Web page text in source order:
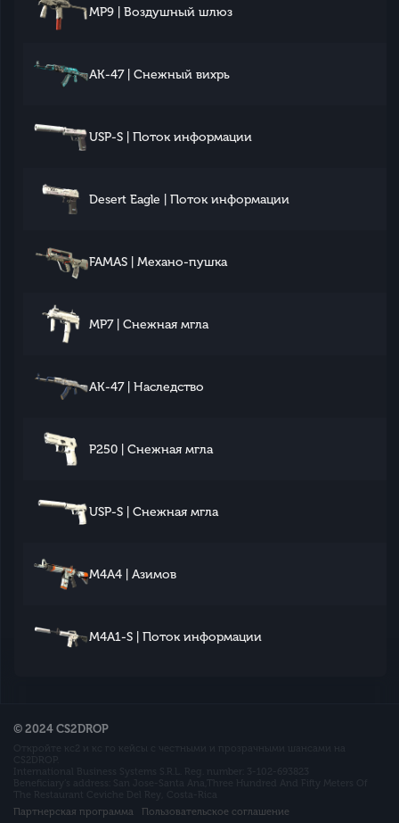
MP9 | Воздушный шлюз
AK-47 | Снежный вихрь
USP-S | Поток информации
Desert Eagle | Поток информации
FAMAS | Механо-пушка
MP7 | Снежная мгла
AK-47 | Наследство
P250 | Снежная мгла
USP-S | Снежная мгла
M4A4 | Азимов
M4A1-S | Поток информации
© 2024 CS2DROP
Партнерская программа
Пользовательское соглашение